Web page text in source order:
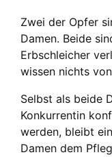
Zwei der Opfer
Damen. Beide
Erbschleicher
wissen nichts
Selbst als beide
Konkurrentin
werden, bleibt
Damen dem